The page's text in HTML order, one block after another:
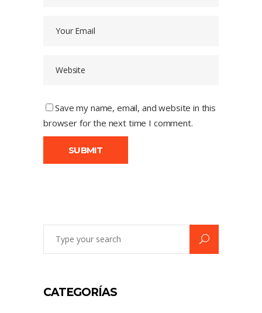
Save my name, email, and website in this
browser for the next time I comment.
CATEGORÍAS